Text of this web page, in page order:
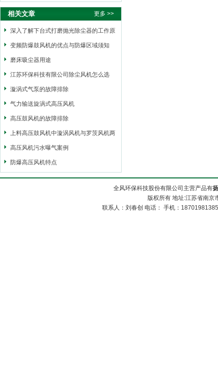
相关文章 更多 >>
深入了解下台式打磨抛光除尘器的工作原
理
变频防爆鼓风机的优点与防爆区域须知
磨床吸尘器用途
江苏环保科技有限公司除尘风机怎么选
型？
漩涡式气泵的故障排除
气力输送旋涡式高压风机
高压鼓风机的故障排除
上料高压鼓风机中漩涡风机与罗茨风机两
者之间的区别
高压风机污水曝气案例
防爆高压风机特点
全风环保科技股份有限公司主营产品有
版权所有 地址:江苏省南
联系人：刘春创 电话： 手机：